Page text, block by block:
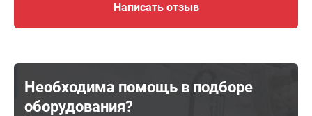
Написать отзыв
Необходима помощь в подборе
оборудования?